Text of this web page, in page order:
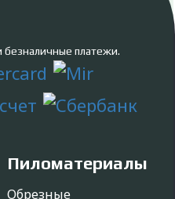
безналичные платежи.
Пиломатериалы
Обрезные